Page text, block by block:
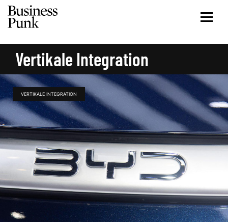
Vertikale Integration
VERTIKALE INTEGRATION